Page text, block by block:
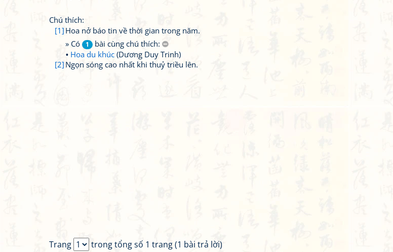
Chú thích:
[1] Hoa nở báo tin về thời gian trong năm.
» Có
1
bài cùng chú thích:
Hoa du khúc (Dương Duy Trinh)
[2] Ngọn sóng cao nhất khi thuỷ triều lên.
Trang trong tổng số 1 trang (1 bài trả lời)